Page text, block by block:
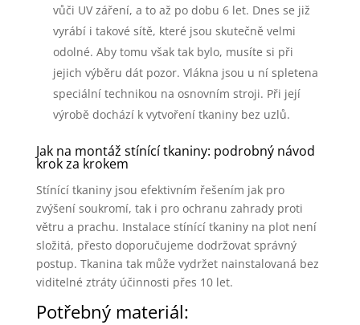
vůči UV záření, a to až po dobu 6 let. Dnes se již
vyrábí i takové sítě, které jsou skutečně velmi
odolné. Aby tomu však tak bylo, musíte si při
jejich výběru dát pozor. Vlákna jsou u ní spletena
speciální technikou na osnovním stroji. Při její
výrobě dochází k vytvoření tkaniny bez uzlů.
Jak na montáž stínící tkaniny: podrobný návod
krok za krokem
Stínící tkaniny jsou efektivním řešením jak pro
zvýšení soukromí, tak i pro ochranu zahrady proti
větru a prachu. Instalace stínící tkaniny na plot není
složitá, přesto doporučujeme dodržovat správný
postup. Tkanina tak může vydržet nainstalovaná bez
viditelné ztráty účinnosti přes 10 let.
Potřebný materiál: